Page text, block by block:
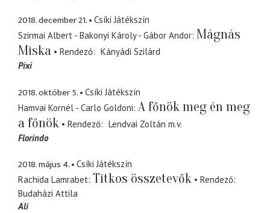
2018. december 21.
Csíki Játékszín
Szirmai Albert - Bakonyi Károly - Gábor Andor Mágnás
Miska
Rendező
Kányádi Szilárd
Pixi
2018. október 5.
Csíki Játékszín
Hamvai Kornél - Carlo Goldoni A főnök meg én meg
a főnök
Rendező Lendvai Zoltán m.v.
Florindo
2018. május 4.
Csíki Játékszín
Rachida Lamrabet Titkos összetevők
Rendező
Budaházi Attila
Ali